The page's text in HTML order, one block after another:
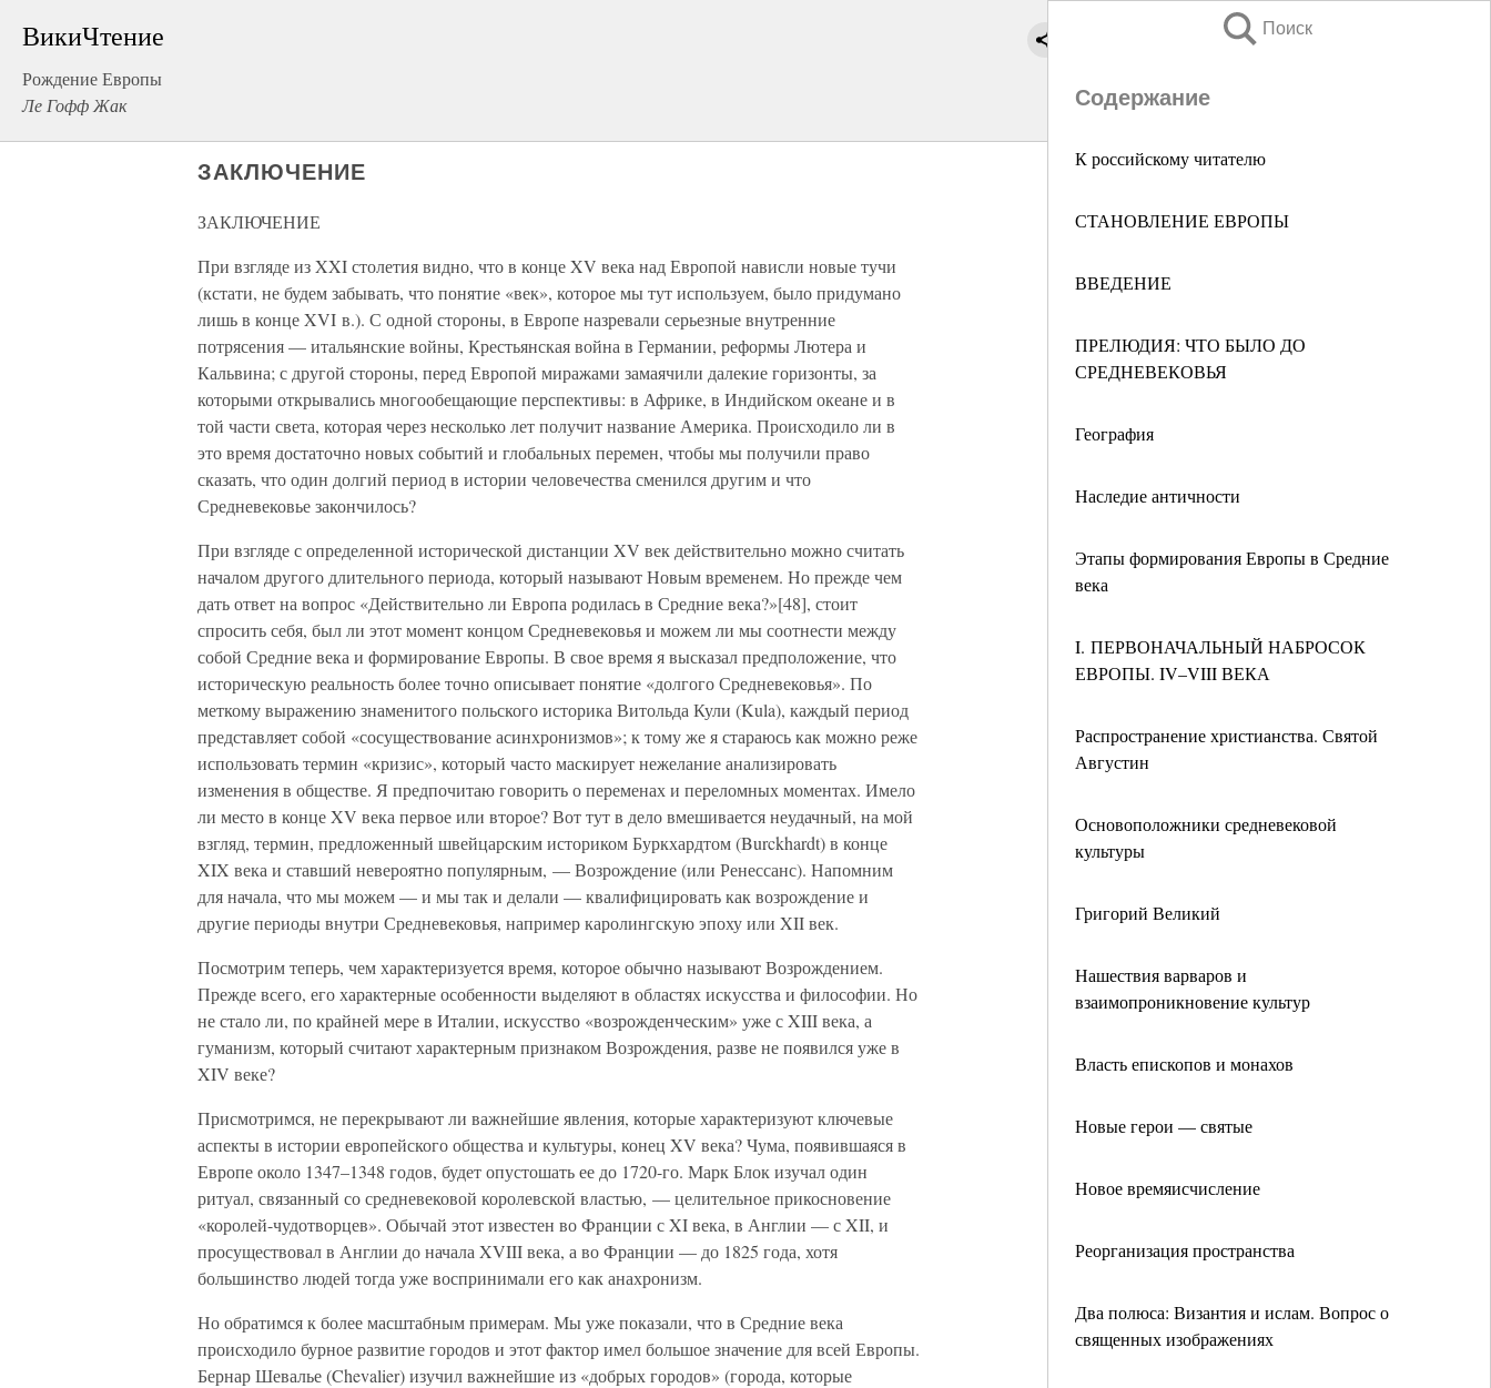
ВикиЧтение
Рождение Европы
Ле Гофф Жак
Поиск
Содержание
К российскому читателю
СТАНОВЛЕНИЕ ЕВРОПЫ
ВВЕДЕНИЕ
ПРЕЛЮДИЯ: ЧТО БЫЛО ДО
СРЕДНЕВЕКОВЬЯ
География
Наследие античности
Этапы формирования Европы в Средние
века
I. ПЕРВОНАЧАЛЬНЫЙ НАБРОСОК
ЕВРОПЫ. IV–VIII ВЕКА
Распространение христианства. Святой
Августин
Основоположники средневековой
культуры
Григорий Великий
Нашествия варваров и
взаимопроникновение культур
Власть епископов и монахов
Новые герои — святые
Новое времяисчисление
Реорганизация пространства
Два полюса: Византия и ислам. Вопрос о
священных изображениях
ЗАКЛЮЧЕНИЕ
ЗАКЛЮЧЕНИЕ
При взгляде из XXI столетия видно, что в конце XV века над Европой нависли новые тучи
(кстати, не будем забывать, что понятие «век», которое мы тут используем, было придумано
лишь в конце XVI в.). С одной стороны, в Европе назревали серьезные внутренние
потрясения — итальянские войны, Крестьянская война в Германии, реформы Лютера и
Кальвина; с другой стороны, перед Европой миражами замаячили далекие горизонты, за
которыми открывались многообещающие перспективы: в Африке, в Индийском океане и в
той части света, которая через несколько лет получит название Америка. Происходило ли в
это время достаточно новых событий и глобальных перемен, чтобы мы получили право
сказать, что один долгий период в истории человечества сменился другим и что
Средневековье закончилось?
При взгляде с определенной исторической дистанции XV век действительно можно считать
началом другого длительного периода, который называют Новым временем. Но прежде чем
дать ответ на вопрос «Действительно ли Европа родилась в Средние века?»[48], стоит
спросить себя, был ли этот момент концом Средневековья и можем ли мы соотнести между
собой Средние века и формирование Европы. В свое время я высказал предположение, что
историческую реальность более точно описывает понятие «долгого Средневековья». По
меткому выражению знаменитого польского историка Витольда Кули (Kula), каждый период
представляет собой «сосуществование асинхронизмов»; к тому же я стараюсь как можно реже
использовать термин «кризис», который часто маскирует нежелание анализировать
изменения в обществе. Я предпочитаю говорить о переменах и переломных моментах. Имело
ли место в конце XV века первое или второе? Вот тут в дело вмешивается неудачный, на мой
взгляд, термин, предложенный швейцарским историком Буркхардтом (Burckhardt) в конце
XIX века и ставший невероятно популярным, — Возрождение (или Ренессанс). Напомним
для начала, что мы можем — и мы так и делали — квалифицировать как возрождение и
другие периоды внутри Средневековья, например каролингскую эпоху или XII век.
Посмотрим теперь, чем характеризуется время, которое обычно называют Возрождением.
Прежде всего, его характерные особенности выделяют в областях искусства и философии. Но
не стало ли, по крайней мере в Италии, искусство «возрожденческим» уже с XIII века, а
гуманизм, который считают характерным признаком Возрождения, разве не появился уже в
XIV веке?
Присмотримся, не перекрывают ли важнейшие явления, которые характеризуют ключевые
аспекты в истории европейского общества и культуры, конец XV века? Чума, появившаяся в
Европе около 1347–1348 годов, будет опустошать ее до 1720-го. Марк Блок изучал один
ритуал, связанный со средневековой королевской властью, — целительное прикосновение
«королей-чудотворцев». Обычай этот известен во Франции с XI века, в Англии — с XII, и
просуществовал в Англии до начала XVIII века, а во Франции — до 1825 года, хотя
большинство людей тогда уже воспринимали его как анахронизм.
Но обратимся к более масштабным примерам. Мы уже показали, что в Средние века
происходило бурное развитие городов и этот фактор имел большое значение для всей Европы.
Бернар Шевалье (Chevalier) изучил важнейшие из «добрых городов» (города, которые